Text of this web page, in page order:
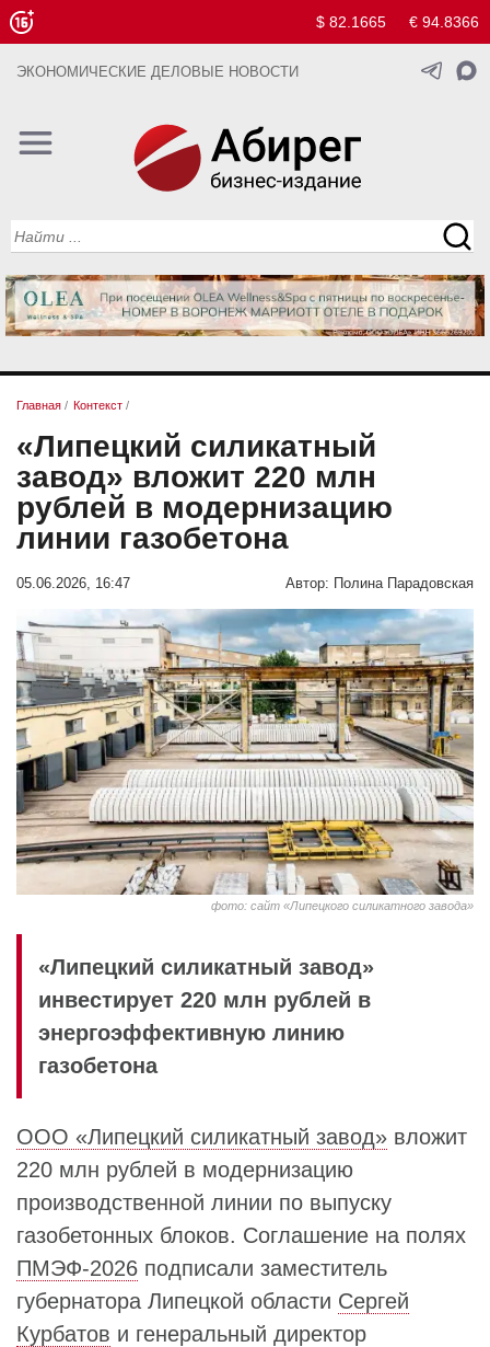
$ 82.1665 € 94.8366
ЭКОНОМИЧЕСКИЕ ДЕЛОВЫЕ НОВОСТИ
Главная / Контекст /
«Липецкий силикатный
завод» вложит 220 млн
рублей в модернизацию
линии газобетона
05.06.2026, 16:47 Автор: Полина Парадовская
фото: сайт «Липецкого силикатного завода»
«Липецкий силикатный завод»
инвестирует 220 млн рублей в
энергоэффективную линию
газобетона
ООО «Липецкий силикатный завод» вложит
220 млн рублей в модернизацию
производственной линии по выпуску
газобетонных блоков. Соглашение на полях
ПМЭФ-2026 подписали заместитель
губернатора Липецкой области Сергей
Курбатов и генеральный директор